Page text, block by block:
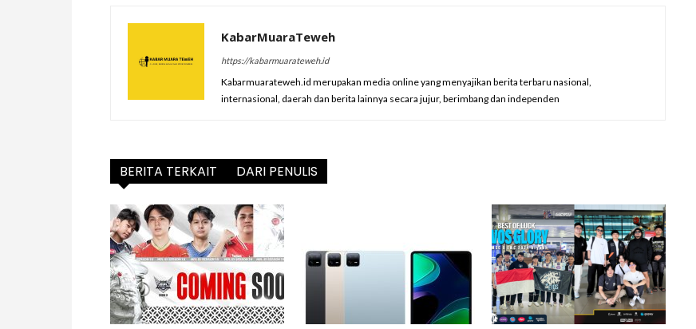
KabarMuaraTeweh
https://kabarmuarateweh.id
Kabarmuarateweh.id merupakan media online yang menyajikan berita terbaru nasional,
internasional, daerah dan berita lainnya secara jujur, berimbang dan independen
BERITA TERKAIT DARI PENULIS